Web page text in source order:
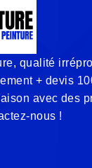
qualité
+ devis
avec des
nous !